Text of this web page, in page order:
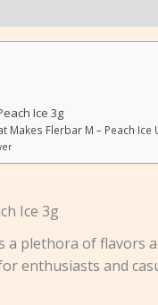
Ice 3g
Makes Flerbar M – Peach Ice
Ice 3g
plethora of flavors
enthusiasts and